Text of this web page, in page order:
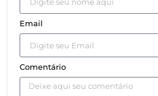
Email
Comentário